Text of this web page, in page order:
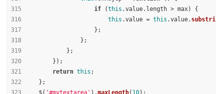
if (this .value. length > max) {
this .value = this .value. substring
                    };
                };
            };
        });
return this ;
    };
    $(
'#mytextarea' ).maxLength( 10);